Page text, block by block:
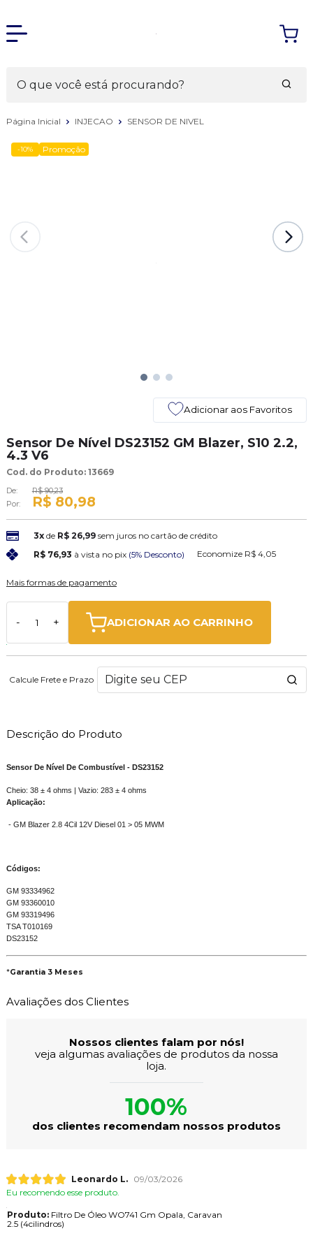
Página Inicial INJECAO SENSOR DE NIVEL
-10% Promoção
Adicionar aos Favoritos
Sensor De Nível DS23152 GM Blazer, S10 2.2,
4.3 V6
Cod. do Produto: 13669
De:
R$ 90,23
Por:
R$ 80,98
3xde R$ 26,99 sem juros no cartão de crédito
R$ 76,93 à vista no pix (5% Desconto) Economize R$ 4,05
Mais formas de pagamento
- + ADICIONAR AO CARRINHO
Calcule Frete e Prazo
Descrição do Produto
Sensor De Nível De Combustível - DS23152
Cheio: 38 ± 4 ohms | Vazio: 283 ± 4 ohms
Aplicação:
- GM Blazer 2.8 4Cil 12V Diesel 01 > 05 MWM
Códigos:
GM 93334962
GM 93360010
GM 93319496
TSA T010169
DS23152
*Garantia 3 Meses
Avaliações dos Clientes
Nossos clientes falam por nós!
veja algumas avaliações de produtos da nossa
loja.
100%
dos clientes recomendam nossos produtos
Leonardo L.
09/03/2026
Eu recomendo esse produto.
Produto:Filtro De Óleo WO741 Gm Opala, Caravan
2.5 (4cilindros)